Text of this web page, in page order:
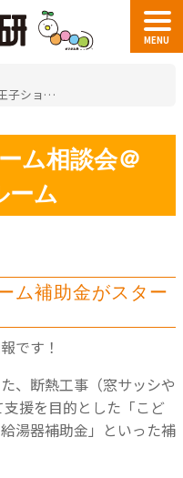
MENU
2月5日(日）リフォーム相談会＠創研八王子ショールーム
ム相談会＠
ーム
ム補助金がスター
です！
、断熱工事（窓サッシや
援を目的とした「こど
湯器補助金」といった補